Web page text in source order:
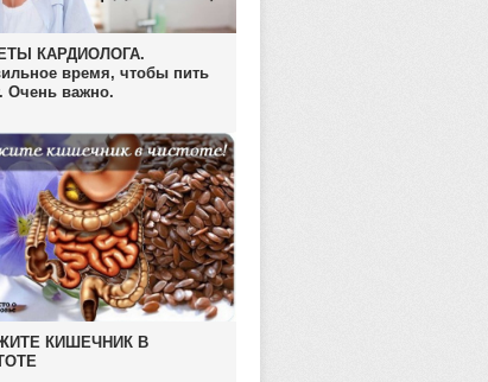
КАРДИОЛОГА.
время, чтобы пить
Очень важно.
КИШЕЧНИК В